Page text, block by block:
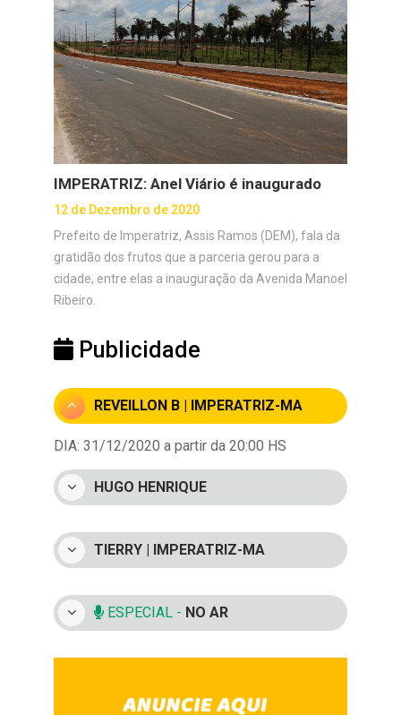
IMPERATRIZ: Anel Viário é inaugurado
12 de Dezembro de 2020
Prefeito de Imperatriz, Assis Ramos (DEM), fala da
gratidão dos frutos que a parceria gerou para a
cidade, entre elas a inauguração da Avenida Manoel
Ribeiro.
Publicidade
REVEILLON B | IMPERATRIZ-MA
DIA: 31/12/2020 a partir da 20:00 HS
HUGO HENRIQUE
TIERRY | IMPERATRIZ-MA
ESPECIAL - NO AR